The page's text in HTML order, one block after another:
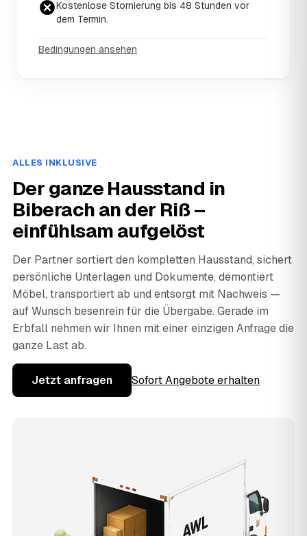
Kostenlose Stornierung bis 48 Stunden vor
dem Termin.
Bedingungen ansehen
ALLES INKLUSIVE
Der ganze Hausstand in
Biberach an der Riß –
einfühlsam aufgelöst
Der Partner sortiert den kompletten Hausstand, sichert
persönliche Unterlagen und Dokumente, demontiert
Möbel, transportiert ab und entsorgt mit Nachweis —
auf Wunsch besenrein für die Übergabe. Gerade im
Erbfall nehmen wir Ihnen mit einer einzigen Anfrage die
ganze Last ab.
Jetzt anfragen Sofort Angebote erhalten